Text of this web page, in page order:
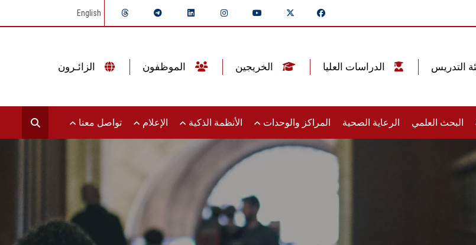
English
البحث العلمي الرعاية الصحية المراكز والوحدات الأنظمة الذكية الإعلام تواصل معنا